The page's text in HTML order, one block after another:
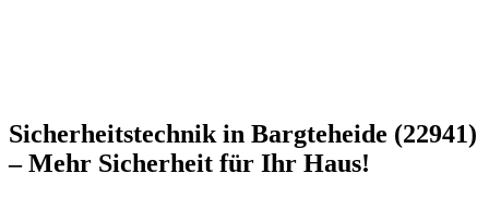
Sicherheitstechnik in Bargteheide (22941)
– Mehr Sicherheit für Ihr Haus!